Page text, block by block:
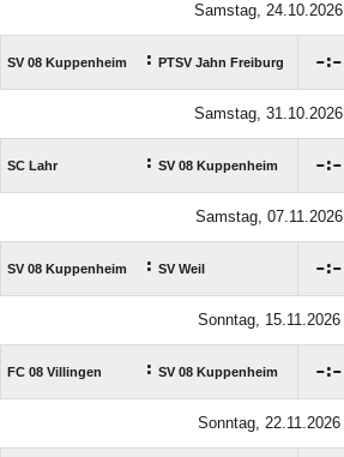
Samstag, 24.10.2026
SV 08 Kuppenheim : PTSV Jahn Freiburg :
Samstag, 31.10.2026
SC Lahr : SV 08 Kuppenheim :
Samstag, 07.11.2026
SV 08 Kuppenheim : SV Weil :
Sonntag, 15.11.2026
FC 08 Villingen : SV 08 Kuppenheim :
Sonntag, 22.11.2026